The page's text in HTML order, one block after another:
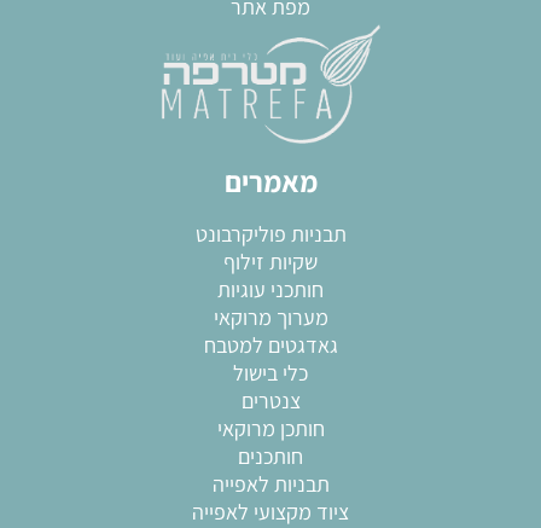
מפת אתר
מאמרים
תבניות פוליקרבונט
שקיות זילוף
חותכני עוגיות
מערוך מרוקאי
גאדגטים למטבח
כלי בישול
צנטרים
חותכן מרוקאי
חותכנים
תבניות לאפייה
ציוד מקצועי לאפייה